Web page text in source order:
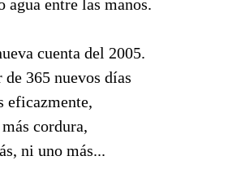
agua entre las manos.
cuenta del 2005.
365 nuevos días
eficazmente,
cordura,
ni uno más...